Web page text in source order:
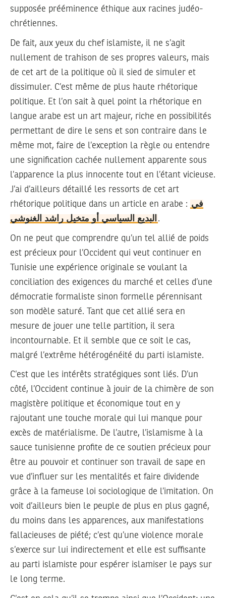
supposée prééminence éthique aux racines judéo-
chrétiennes.
De fait, aux yeux du chef islamiste, il ne s’agit
nullement de trahison de ses propres valeurs, mais
de cet art de la politique où il sied de simuler et
dissimuler. C’est même de plus haute rhétorique
politique. Et l’on sait à quel point la rhétorique en
langue arabe est un art majeur, riche en possibilités
permettant de dire le sens et son contraire dans le
même mot, faire de l’exception la règle ou entendre
une signification cachée nullement apparente sous
l’apparence la plus innocente tout en l’étant vicieuse.
J’ai d’ailleurs détaillé les ressorts de cet art
rhétorique politique dans un article en arabe : في
البديع السياسي أو متخيل راشد الغنوشي .
On ne peut que comprendre qu’un tel allié de poids
est précieux pour l’Occident qui veut continuer en
Tunisie une expérience originale se voulant la
conciliation des exigences du marché et celles d’une
démocratie formaliste sinon formelle pérennisant
son modèle saturé. Tant que cet allié sera en
mesure de jouer une telle partition, il sera
incontournable. Et il semble que ce soit le cas,
malgré l’extrême hétérogénéité du parti islamiste.
C’est que les intérêts stratégiques sont liés. D’un
côté, l’Occident continue à jouir de la chimère de son
magistère politique et économique tout en y
rajoutant une touche morale qui lui manque pour
excès de matérialisme. De l’autre, l’islamisme à la
sauce tunisienne profite de ce soutien précieux pour
être au pouvoir et continuer son travail de sape en
vue d’influer sur les mentalités et faire dividende
grâce à la fameuse loi sociologique de l’imitation. On
voit d’ailleurs bien le peuple de plus en plus gagné,
du moins dans les apparences, aux manifestations
fallacieuses de piété; c’est qu’une violence morale
s’exerce sur lui indirectement et elle est suffisante
au parti islamiste pour espérer islamiser le pays sur
le long terme.